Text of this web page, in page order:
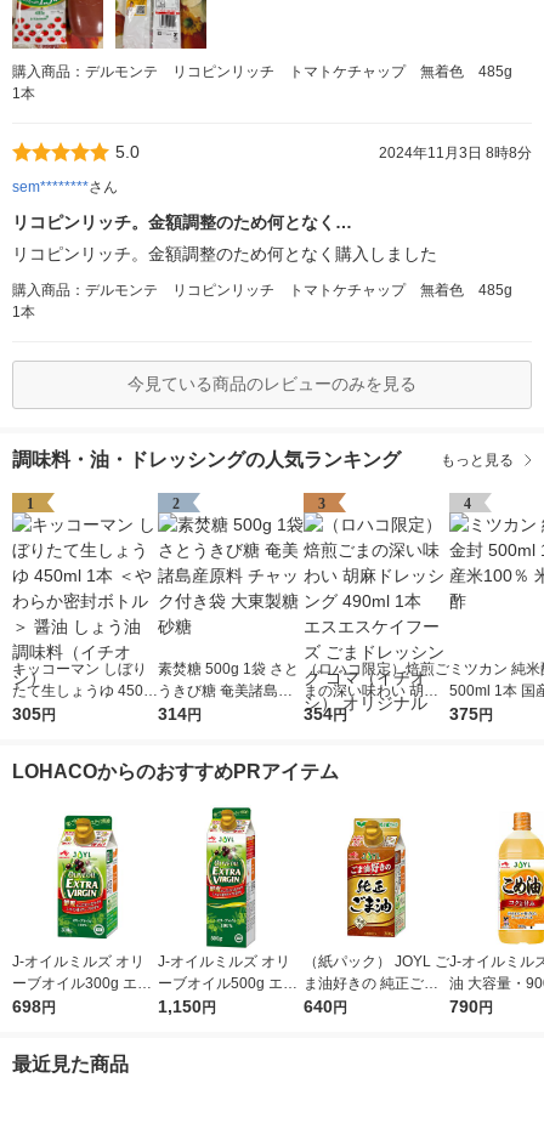
購入商品：デルモンテ リコピンリッチ トマトケチャップ 無着色 485g
1本
5.0
2024年11月3日 8時8分
sem********さん
リコピンリッチ。金額調整のため何となく…
リコピンリッチ。金額調整のため何となく購入しました
購入商品：デルモンテ リコピンリッチ トマトケチャップ 無着色 485g
1本
今見ている商品のレビューのみを見る
調味料・油・ドレッシングの人気ランキング もっと見る
1
キッコーマン しぼり
たて生しょうゆ 450m
l 1本 ＜やわらか密封
シ）
305円
2
素焚糖 500g 1袋 さと
うきび糖 奄美諸島産
原料 チャック付き袋
314円
3
（ロハコ限定）焙煎ご
まの深い味わい 胡麻
ドレッシング 490ml 1
ゴマ（イチオシ） オ
354円
4
ミツカン 純
500ml 1本 国
0％ 米酢 食酢
375円
LOHACOからのおすすめPRアイテム
J-オイルミルズ オリ
ーブオイル300g エキ
ストラバージン スペ
L
698円
J-オイルミルズ オリ
ーブオイル500g エキ
ストラバージン スペ
1,150円
（紙パック） JOYL ご
ま油好きの 純正ごま
油 300g 1本 味の素 J-
640円
J-オイルミル
油 大容量・
ト 1本 JOYL
790円
最近見た商品